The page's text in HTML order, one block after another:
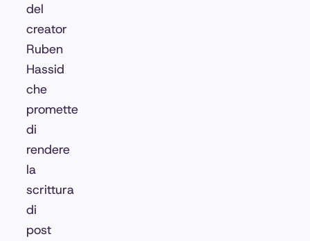
del
creator
Ruben
Hassid
che
promette
di
rendere
la
scrittura
di
post